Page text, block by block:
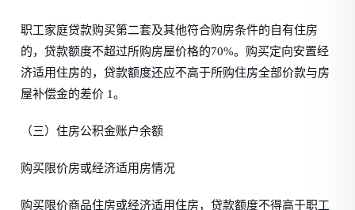
职工家庭贷款购买第二套及其他符合购房条件的自有住房
的，贷款额度不超过所购房屋价格的70%。购买定向安置经
济适用住房的，贷款额度还应不高于所购住房全部价款与房
屋补偿金的差价 1。
（三）住房公积金账户余额
购买限价房或经济适用房情况
购买限价商品住房或经济适用住房，贷款额度不得高于职工